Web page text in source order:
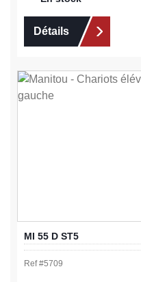
Détails
MI 55 D ST5
Ref #5709